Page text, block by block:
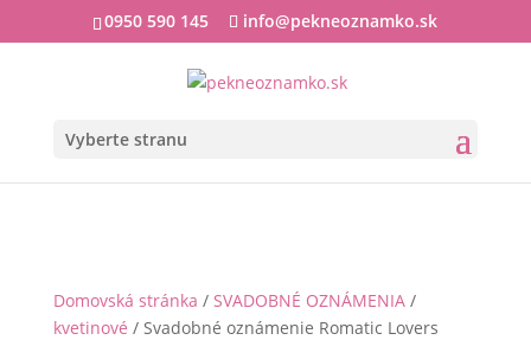
0950 590 145 info@pekneoznamko.sk
Vyberte stranu
Domovská stránka / SVADOBNÉ OZNÁMENIA/
kvetinové / Svadobné oznámenie Romatic Lovers